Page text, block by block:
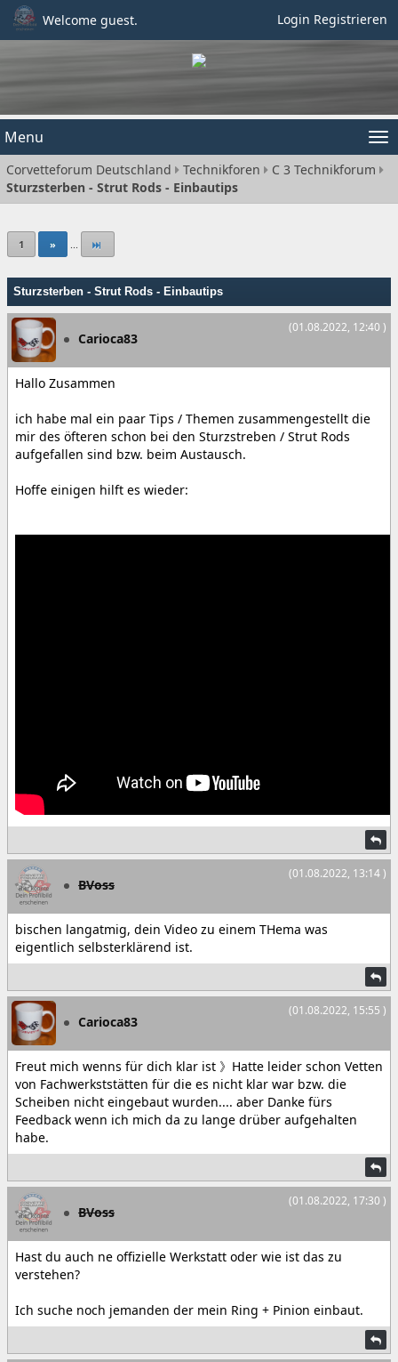
Welcome guest. Login Registrieren
Menu
Corvetteforum Deutschland Technikforen
C 3 Technikforum
Sturzsterben - Strut Rods - Einbautips
1 » ...
Sturzsterben - Strut Rods - Einbautips
(01.08.2022, 12:40 )
Carioca83
Hallo Zusammen
ich habe mal ein paar Tips / Themen zusammengestellt die
mir des öfteren schon bei den Sturzstreben / Strut Rods
aufgefallen sind bzw. beim Austausch.
Hoffe einigen hilft es wieder:
(01.08.2022, 13:14 )
BVoss
bischen langatmig, dein Video zu einem THema was
eigentlich selbsterklärend ist.
(01.08.2022, 15:55 )
Carioca83
Freut mich wenns für dich klar ist 》Hatte leider schon Vetten
von Fachwerkststätten für die es nicht klar war bzw. die
Scheiben nicht eingebaut wurden.... aber Danke fürs
Feedback wenn ich mich da zu lange drüber aufgehalten
habe.
(01.08.2022, 17:30 )
BVoss
Hast du auch ne offizielle Werkstatt oder wie ist das zu
verstehen?
Ich suche noch jemanden der mein Ring + Pinion einbaut.